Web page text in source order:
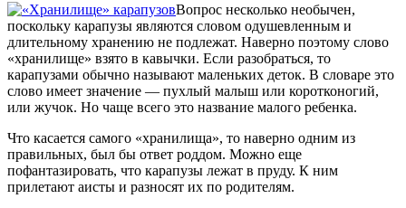
Вопрос несколько необычен,
поскольку карапузы являются словом одушевленным и
длительному хранению не подлежат. Наверно поэтому слово
«хранилище» взято в кавычки. Если разобраться, то
карапузами обычно называют маленьких деток. В словаре это
слово имеет значение — пухлый малыш или коротконогий,
или жучок. Но чаще всего это название малого ребенка.
Что касается самого «хранилища», то наверно одним из
правильных, был бы ответ роддом. Можно еще
пофантазировать, что карапузы лежат в пруду. К ним
прилетают аисты и разносят их по родителям.